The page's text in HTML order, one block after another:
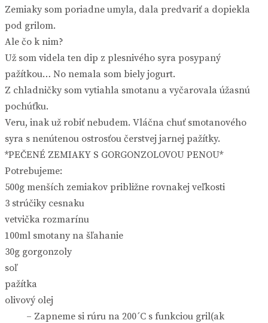
Zemiaky som poriadne umyla, dala predvariť a dopiekla
pod grilom.
Ale čo k nim?
Už som videla ten dip z plesnivého syra posypaný
pažítkou… No nemala som biely jogurt.
Z chladničky som vytiahla smotanu a vyčarovala úžasnú
pochúťku.
Veru, inak už robiť nebudem. Vláčna chuť smotanového
syra s nenútenou ostrosťou čerstvej jarnej pažítky.
*PEČENÉ ZEMIAKY S GORGONZOLOVOU PENOU*
Potrebujeme:
500g menších zemiakov približne rovnakej veľkosti
3 strúčiky cesnaku
vetvička rozmarínu
100ml smotany na šľahanie
30g gorgonzoly
soľ
pažítka
olivový olej
– Zapneme si rúru na 200´C s funkciou gril(ak